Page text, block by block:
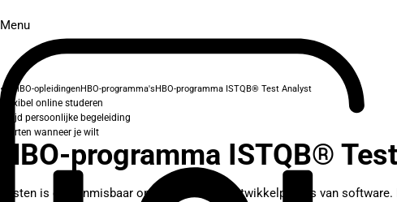
Menu
HBO-opleidingenHBO-programma'sHBO-programma ISTQB® Test Analyst
Flexibel online studeren
Altijd persoonlijke begeleiding
Starten wanneer je wilt
HBO-programma ISTQB®
Testen is een onmisbaar onderdeel in het ontwikkelproces van